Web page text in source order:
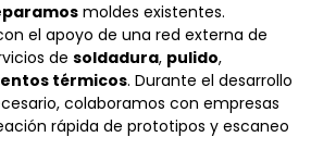
moldes existentes.
el apoyo de una red externa de
de soldadura, pulido,
térmicos. Durante el desarrollo
colaboramos con empresas
rápida de prototipos y escaneo